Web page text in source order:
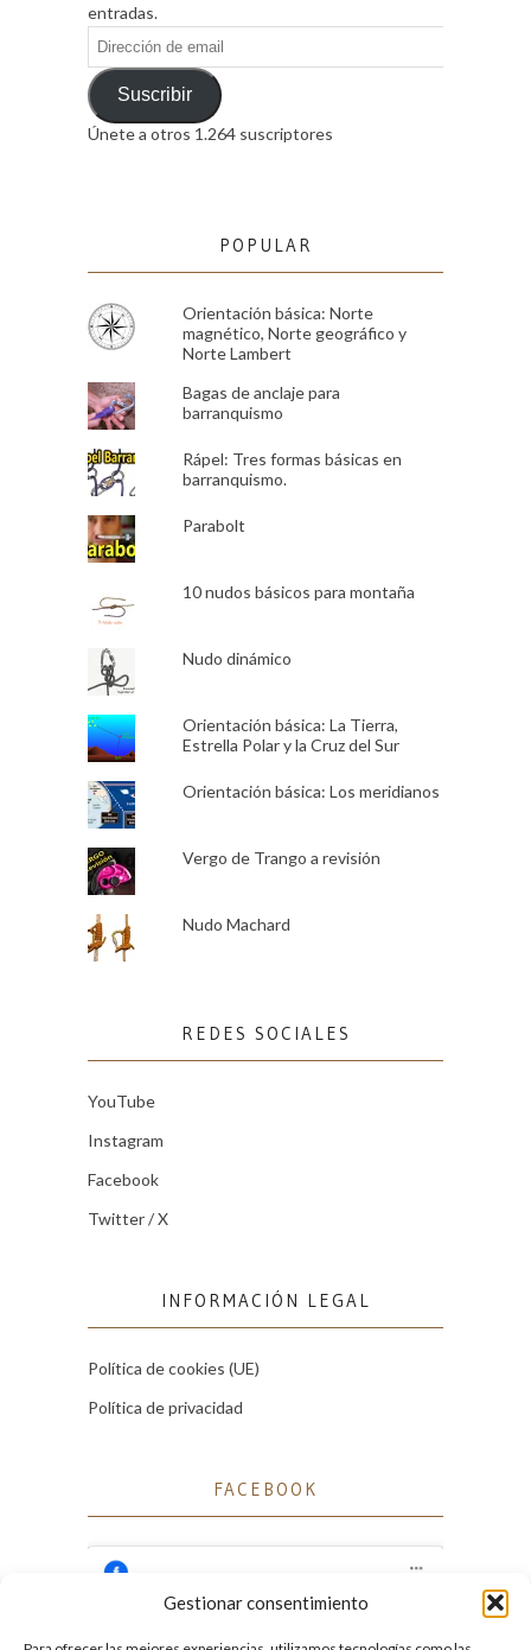
Gestionar consentimiento
entradas.
Dirección
de
emailSuscribir
Únete a otros 1.264 suscriptores
POPULAR
Orientación básica: Norte
magnético, Norte geográfico y
Norte Lambert
Bagas de anclaje para
barranquismo
Rápel: Tres formas básicas en
barranquismo.
Parabolt
10 nudos básicos para montaña
Nudo dinámico
Orientación básica: La Tierra,
Estrella Polar y la Cruz del Sur
Orientación básica: Los meridianos
Vergo de Trango a revisión
Nudo Machard
REDES SOCIALES
YouTube
Instagram
Facebook
Twitter / X
INFORMACIÓN LEGAL
Política de cookies (UE)
Política de privacidad
FACEBOOK